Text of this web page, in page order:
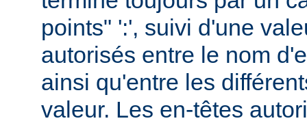
points" ':', suivi d'une
autorisés entre le nom
ainsi qu'entre les
valeur. Les en-têtes